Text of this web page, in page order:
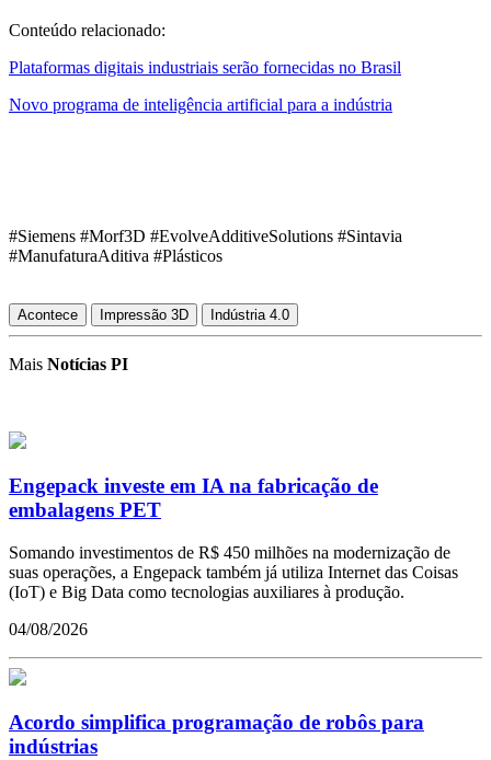
Conteúdo relacionado:
Plataformas digitais industriais serão fornecidas no Brasil
Novo programa de inteligência artificial para a indústria
#Siemens #Morf3D #EvolveAdditiveSolutions #Sintavia
#ManufaturaAditiva #Plásticos
Acontece Impressão 3D Indústria 4.0
Mais Notícias PI
Engepack investe em IA na fabricação de
embalagens PET
Somando investimentos de R$ 450 milhões na modernização de
suas operações, a Engepack também já utiliza Internet das Coisas
(IoT) e Big Data como tecnologias auxiliares à produção.
04/08/2026
Acordo simplifica programação de robôs para
indústrias